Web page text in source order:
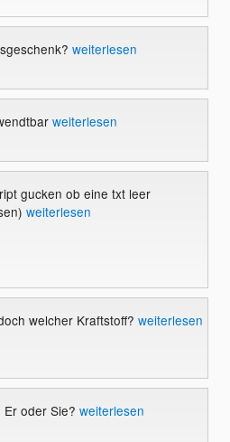
weiterlesen
weiterlesen
gucken ob eine txt leer
weiterlesen
welcher Kraftstoff? weiterlesen
oder Sie? weiterlesen